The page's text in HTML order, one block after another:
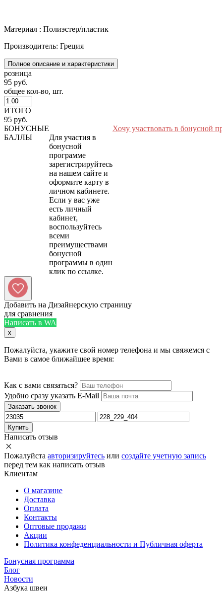
Материал : Полиэстер/пластик
Производитель: Греция
Полное описание и характеристики
розница
95 руб.
общее кол-во, шт.
ИТОГО
95 руб.
БОНУСНЫЕ
БАЛЛЫ
Для участия в
бонусной
программе
зарегистрируйтесь
на нашем сайте и
оформите карту в
личном кабинете.
Если у вас уже
есть личный
кабинет,
воспользуйтесь
всеми
преимуществами
бонусной
программы в один
Хочу участвовать в бонусной
Добавить на Дизайнерскую страницу
для сравнения
Написать в WA
x
Пожалуйста, укажите свой номер телефона и мы свяжемся с
Вами в самое ближайшее время:
Как с вами связаться?
Удобно сразу указать E-Mail
Заказать звонок
Купить
Написать отзыв
Пожалуйста авторизируйтесь или создайте учетную запись
перед тем как написать отзыв
Клиентам
О магазине
Доставка
Оплата
Контакты
Оптовые продажи
Акции
Политика конфеденциальности и Публичная оферта
Бонусная программа
Блог
Новости
Азбука швеи